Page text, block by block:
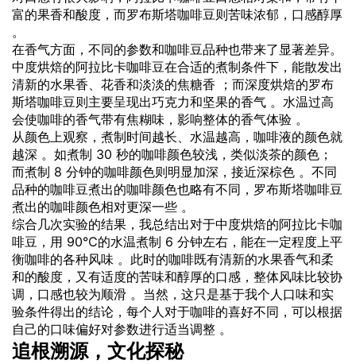
富的果香和酸度，而罗布斯塔咖啡豆则苦味浓郁，口感醇厚
。
在香气方面，不同的参数和咖啡豆品种也带来了显著差异。
中度烘焙的阿拉比卡咖啡豆在合适的煮制条件下，能散发出
清新的水果香、花香和淡淡的焦糖香 ；而深度烘焙的罗布
斯塔咖啡豆则主要呈现出巧克力和坚果的香气 。水温过高
会使咖啡的香气带有焦糊味，影响整体的香气体验 。
从颜色上观察，煮制时间越长、水温越高，咖啡液的颜色就
越深 。如煮制 30 秒的咖啡颜色较浅，类似淡茶的颜色；
而煮制 8 分钟的咖啡颜色则明显加深，接近深棕色 。不同
品种的咖啡豆煮出的咖啡颜色也略有不同，罗布斯塔咖啡豆
煮出的咖啡颜色相对更深一些 。
综合几次实验的结果，我总结出对于中度烘焙的阿拉比卡咖
啡豆，用 90℃的水温煮制 6 分钟左右，能在一定程度上平
衡咖啡的各种风味 。此时的咖啡既有清新的水果香气和柔
和的酸度，又有适度的苦味和醇厚的口感，整体风味比较协
调，口感也较为顺滑 。当然，这只是基于我个人口味和实
验条件得出的结论，每个人对于咖啡的喜好不同，可以根据
自己的口味偏好对参数进行适当调整 。
追根溯源，文化探秘